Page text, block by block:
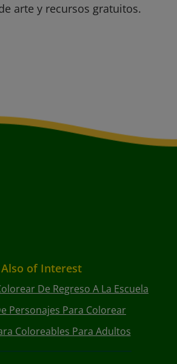
arte y recursos gratuitos.
Also of Interest
De Regreso A La Escuela
Personajes Para Colorear
Coloreables Para Adultos